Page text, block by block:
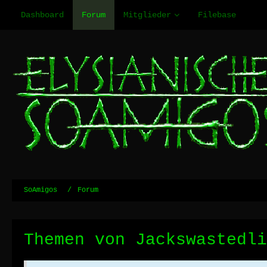
Dashboard Forum Mitglieder Filebase
SoAmigos Forum
Themen von